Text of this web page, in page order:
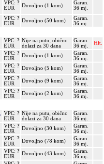
VPC: ?
EUR
Dovoljno (1 kom)
Garan.
36 mj.
VPC: ?
EUR
Dovoljno (50 kom)
Garan.
36 mj.
VPC: ?
EUR
Nije na putu, obično
dolazi za 30 dana
Garan.
36 mj.
Hit.
VPC: ?
EUR
Dovoljno (1 kom)
Garan.
36 mj.
VPC: ?
EUR
Dovoljno (5 kom)
Garan.
36 mj.
VPC: ?
EUR
Dovoljno (9 kom)
Garan.
36 mj.
VPC: ?
EUR
Dovoljno (2 kom)
Garan.
36 mj.
VPC: ?
EUR
Nije na putu, obično
dolazi za 30 dana
Garan.
36 mj.
VPC: ?
EUR
Dovoljno (30 kom)
Garan.
36 mj.
VPC: ?
EUR
Dovoljno (78 kom)
Garan.
36 mj.
VPC: ?
EUR
Dovoljno (43 kom)
Garan.
36 mj.